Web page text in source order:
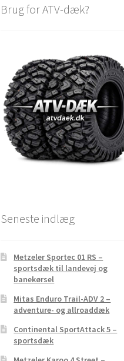
Brug for ATV-dæk?
Seneste indlæg
Metzeler Sportec 01 RS –
sportsdæk til landevej og
banekørsel
Mitas Enduro Trail-ADV 2 –
adventure- og allroaddæk
Continental SportAttack 5 –
sportsdæk